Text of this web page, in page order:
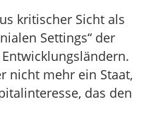
kritischer Sicht als
Settings“ der
nicht mehr ein Staat,
das den